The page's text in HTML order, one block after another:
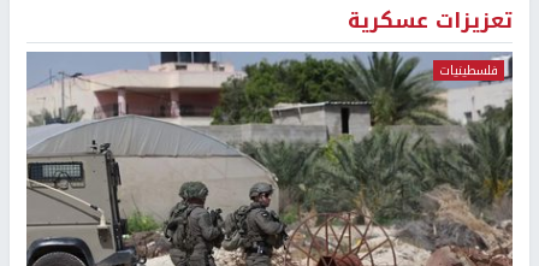
تعزيزات عسكرية
فلسطينيات